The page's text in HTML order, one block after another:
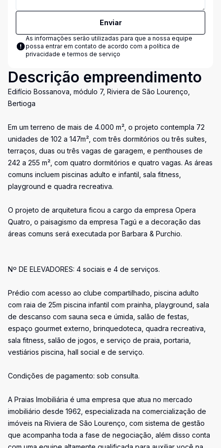
Enviar
As informações serão utilizadas para que a nossa equipe
possa entrar em contato de acordo com a política de
privacidade e termos de serviço
Descrição empreendimento
Edifício Bossanova, módulo 7, Riviera de São Lourenço,
Bertioga
Em um terreno de mais de 4.000 m², o projeto contempla 72
unidades de 102 a 147m², com três dormitórios ou três suítes,
terraços, duas ou três vagas de garagem, e penthouses de
242 a 255 m², com quatro dormitórios e quatro vagas. As áreas
comuns incluem piscinas adulto e infantil, sala fitness,
playground e quadra recreativa.
O projeto de arquitetura ficou a cargo da empresa Opera
Quatro, o paisagismo da empresa Tagú e a decoração das
áreas comuns será executada por Barbara & Purchio.
Nº DE ELEVADORES: 4 sociais e 4 de serviços.
Prédio com acesso ao clube compartilhado, piscina adulto
com raia de 25m piscina infantil com prainha, playground, sala
de descanso com sauna seca e úmida, salão de festas,
espaço gourmet externo, brinquedoteca, quadra recreativa,
sala fitness, salão de jogos, e serviço de praia, portaria,
vestiários piscina, hall social e de serviço.
Condições de pagamento: sob consulta.
A Praias Imobiliária é uma empresa que atua no mercado
imobiliário desde 1962, especializada na comercialização de
imóveis na Riviera de São Lourenço, com sistema de gestão
que acompanha toda a fase de negociação, além disso conta